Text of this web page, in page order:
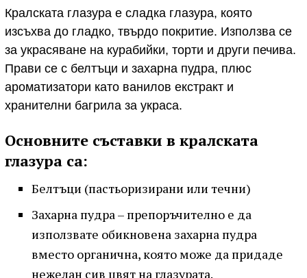
Кралската глазура е сладка глазура, която
изсъхва до гладко, твърдо покритие. Използва се
за украсяване на курабийки, торти и други печива.
Прави се с белтъци и захарна пудра, плюс
ароматизатори като ванилов екстракт и
хранителни багрила за украса.
Основните съставки в кралската
глазура са:
Белтъци (пастьоризирани или течни)
Захарна пудра – препоръчително е да
използвате обикновена захарна пудра
вместо органична, която може да придаде
нежелан сив цвят на глазурата.